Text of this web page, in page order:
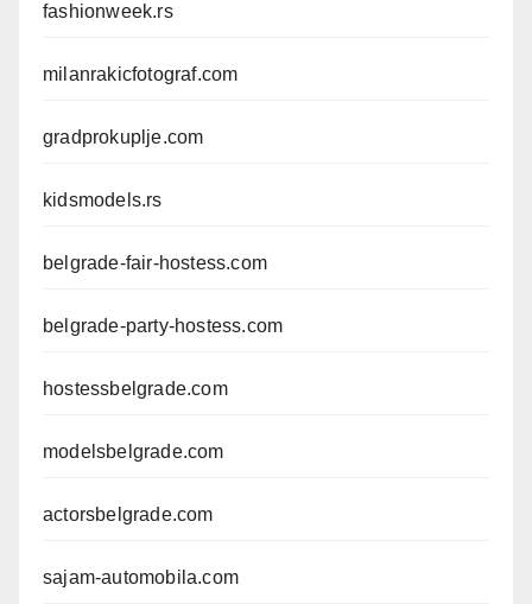
fashionweek.rs
milanrakicfotograf.com
gradprokuplje.com
kidsmodels.rs
belgrade-fair-hostess.com
belgrade-party-hostess.com
hostessbelgrade.com
modelsbelgrade.com
actorsbelgrade.com
sajam-automobila.com